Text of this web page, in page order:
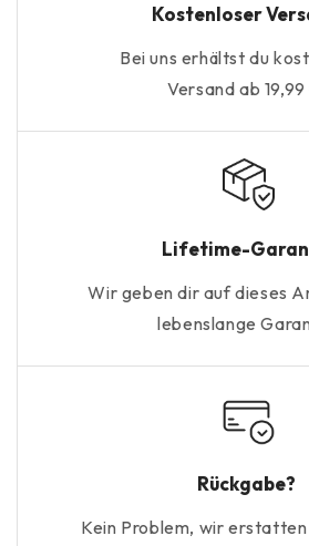
Kostenloser
Bei uns erhältst du
Versand ab
Lifetime-
Wir geben dir auf dieses
lebenslange
Rückgabe?
Kein Problem, wir